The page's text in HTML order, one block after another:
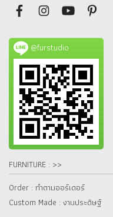
@furstudio
FURNITURE : >>
Order : ทำตามออร์เดอร์
Custom Made : งานประดิษฐ์